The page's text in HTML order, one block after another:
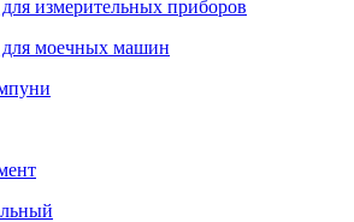
измерительных приборов
для моечных машин